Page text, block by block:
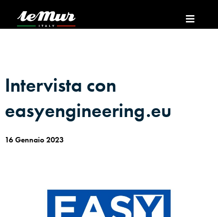
Intervista con
easyengineering.eu
16 Gennaio 2023